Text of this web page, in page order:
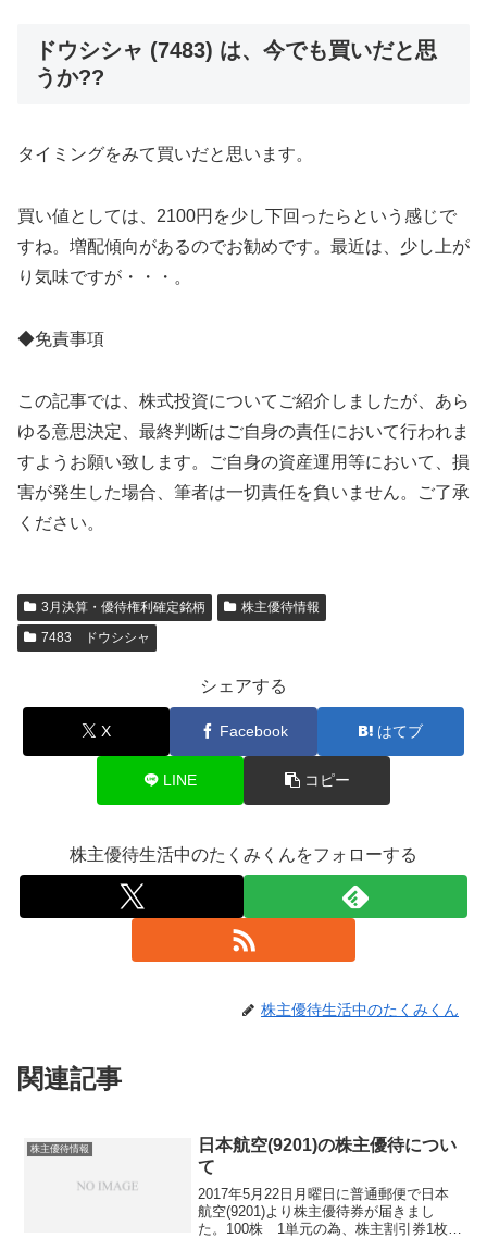
ドウシシャ (7483) は、今でも買いだと思
うか??
タイミングをみて買いだと思います。
買い値としては、2100円を少し下回ったらという感じで
すね。増配傾向があるのでお勧めです。最近は、少し上が
り気味ですが・・・。
◆免責事項
この記事では、株式投資についてご紹介しましたが、あら
ゆる意思決定、最終判断はご自身の責任において行われま
すようお願い致します。ご自身の資産運用等において、損
害が発生した場合、筆者は一切責任を負いません。ご了承
ください。
3月決算・優待権利確定銘柄
株主優待情報
7483 ドウシシャ
シェアする
X Facebook はてブ
LINE コピー
株主優待生活中のたくみくんをフォローする
株主優待生活中のたくみくん
関連記事
株主優待情報
日本航空(9201)の株主優待につい
て
2017年5月22日月曜日に普通郵便で日本
航空(9201)より株主優待券が届きまし
た。100株 1単元の為、株主割引券1枚で